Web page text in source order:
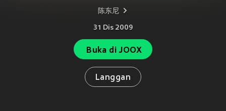
陈东尼
31 Dis 2009
Buka di JOOX
Langgan